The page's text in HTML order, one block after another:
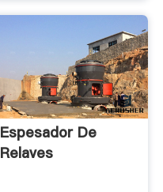
Espesador De
Relaves